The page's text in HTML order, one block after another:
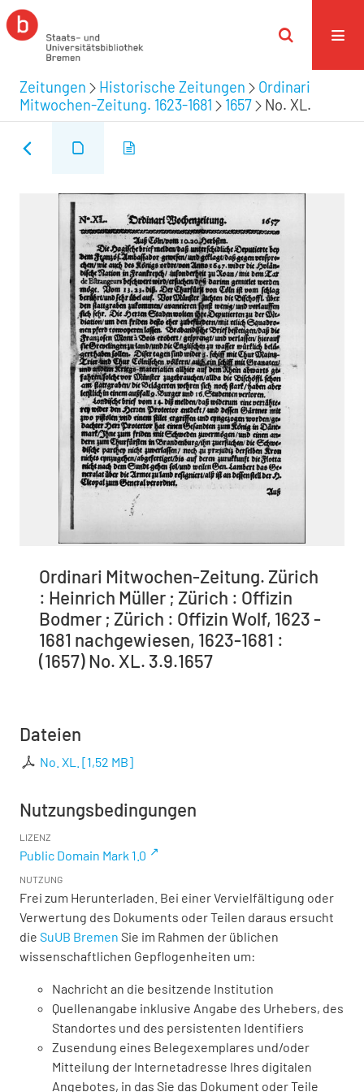
Zeitungen Historische Zeitungen
Ordinari
Mitwochen-Zeitung. 1623-1681
1657 No. XL.
Ordinari Mitwochen-Zeitung. Zürich
: Heinrich Müller ; Zürich : Offizin
Bodmer ; Zürich : Offizin Wolf, 1623 -
1681 nachgewiesen, 1623-1681 :
(1657) No. XL. 3.9.1657
Dateien
No. XL. [1,52 MB]
Nutzungsbedingungen
LIZENZ
Public Domain Mark 1.0
NUTZUNG
Frei zum Herunterladen. Bei einer Vervielfältigung oder
Verwertung des Dokuments oder Teilen daraus ersucht
die SuUB Bremen Sie im Rahmen der üblichen
wissenschaftlichen Gepflogenheiten um:
Nachricht an die besitzende Institution
Quellenangabe inklusive Angabe des Urhebers, des
Standortes und des persistenten Identifiers
Zusendung eines Belegexemplares und/oder
Mitteilung der Internetadresse Ihres digitalen
Angebotes, in das Sie das Dokument oder Teile